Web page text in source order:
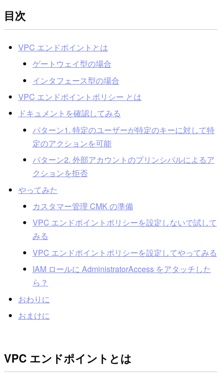
目次
VPC エンドポイントとは
ゲートウェイ型の場合
インタフェース型の場合
VPC エンドポイントポリシー とは
ドキュメントを確認してみる
パターン1. 特定のユーザーが特定のキーに対して特
定のアクションを可能
パターン2. 外部アカウントのプリンシパルによるア
クションを拒否
やってみた
カスタマー管理 CMK の準備
VPC エンドポイントポリシーを設定しないで試して
みる
VPC エンドポイントポリシーを設定してやってみる
IAM ロールに AdministratorAccess をアタッチした
ら？
おわりに
おまけに
VPC エンドポイントとは